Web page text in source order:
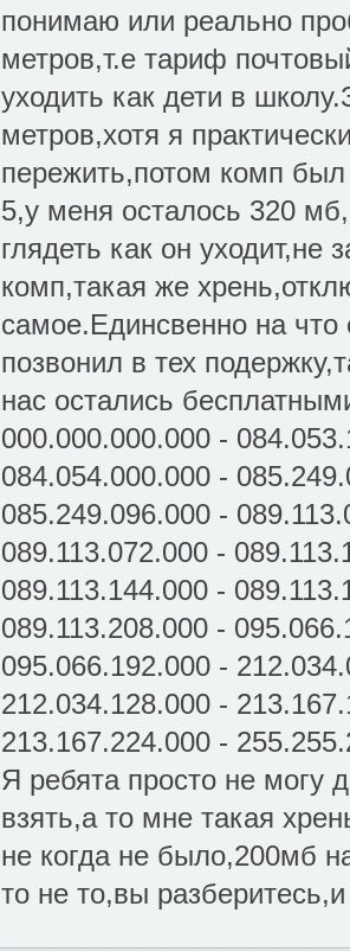
понимаю или реально
метров,т.е тариф
уходить как дети в
метров,хотя я
пережить,потом комп
5,у меня осталось 320
глядеть как он
комп,такая же
самое.Единсвенно на
позвонил в тех
нас остались
000.000.000.000 -
084.054.000.000 -
085.249.096.000 -
089.113.072.000 -
089.113.144.000 -
089.113.208.000 -
095.066.192.000 -
212.034.128.000 -
213.167.224.000 -
Я ребята просто не могу
взять,а то мне такая
не когда не было,200мб
то не то,вы